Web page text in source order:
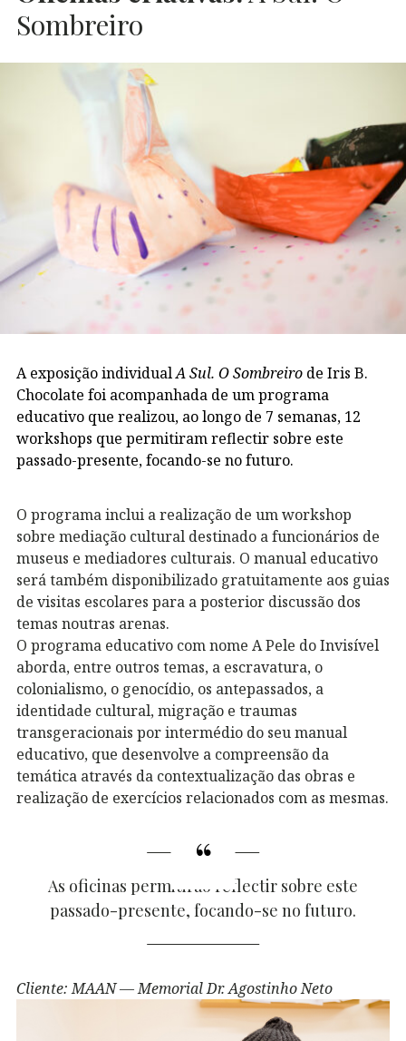
Sombreiro
A exposição individualA Sul. O Sombreiro de Iris B.
Chocolate foi acompanhada de um programa
educativo que realizou, ao longo de 7 semanas, 12
workshops que permitiram reflectir sobre este
passado-presente, focando-se no futuro.
O programa inclui a realização de um workshop
sobre mediação cultural destinado a funcionários de
museus e mediadores culturais. O manual educativo
será também disponibilizado gratuitamente aos guias
de visitas escolares para a posterior discussão dos
temas noutras arenas.
O programa educativo com nome A Pele do Invisível
aborda, entre outros temas, a escravatura, o
colonialismo, o genocídio, os antepassados, a
identidade cultural, migração e traumas
transgeracionais por intermédio do seu manual
educativo, que desenvolve a compreensão da
temática através da contextualização das obras e
realização de exercícios relacionados com as mesmas.
As oficinas permitirão reflectir sobre este
passado-presente, focando-se no futuro.
Cliente: MAAN — Memorial Dr. Agostinho Neto